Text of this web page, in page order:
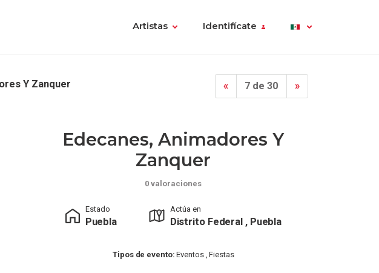
Artistas Identifícate
Y Zanquer « 7 de 30 »
Edecanes, Animadores Y
Zanquer
0 valoraciones
Estado
Puebla
Actúa en
Distrito Federal , Puebla
Tipos de evento: Eventos , Fiestas